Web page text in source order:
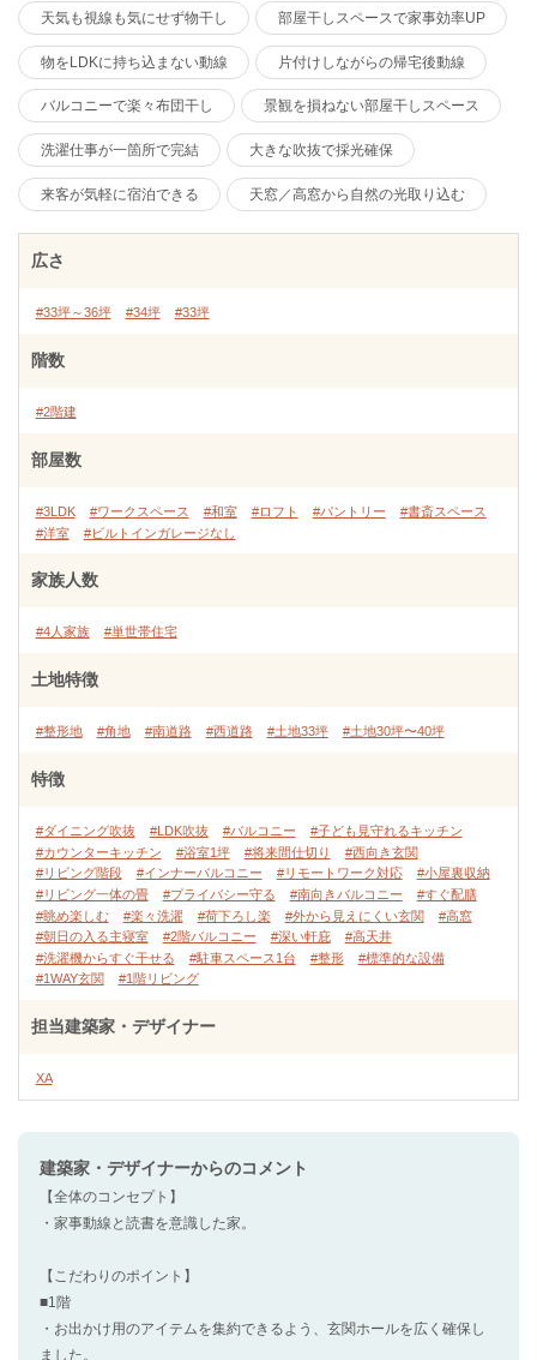
天気も視線も気にせず物干し 部屋干しスペースで家事効率UP
物をLDKに持ち込まない動線 片付けしながらの帰宅後動線
バルコニーで楽々布団干し 景観を損ねない部屋干しスペース
洗濯仕事が一箇所で完結 大きな吹抜で採光確保
来客が気軽に宿泊できる 天窓／高窓から自然の光取り込む
広さ
#33坪～36坪 #34坪 #33坪
階数
#2階建
部屋数
#3LDK #ワークスペース #和室 #ロフト #パントリー
#書斎スペース
#洋室
#ビルトインガレージなし
家族人数
#4人家族 #単世帯住宅
土地特徴
#整形地 #角地 #南道路 #西道路 #土地33坪 #土地30坪〜40坪
特徴
#ダイニング吹抜 #LDK吹抜 #バルコニー
#子ども見守れるキッチン
#カウンターキッチン
#浴室1坪 #将来間仕切り
#西向き玄関
#リビング階段
#インナーバルコニー #リモートワーク対応
#小屋裏収納
#リビング一体の畳
#プライバシー守る #南向きバルコニー
#すぐ配膳
#眺め楽しむ
#楽々洗濯 #荷下ろし楽 #外から見えにくい玄関
#高窓
#朝日の入る主寝室
#2階バルコニー #深い軒庇
#高天井
#洗濯機からすぐ干せる
#駐車スペース1台 #整形
#標準的な設備
#1WAY玄関
#1階リビング
担当建築家・デザイナー
XA
建築家・デザイナーからのコメント
【全体のコンセプト】
・家事動線と読書を意識した家。
【こだわりのポイント】
■1階
・お出かけ用のアイテムを集約できるよう、玄関ホールを広く確保し
ました。